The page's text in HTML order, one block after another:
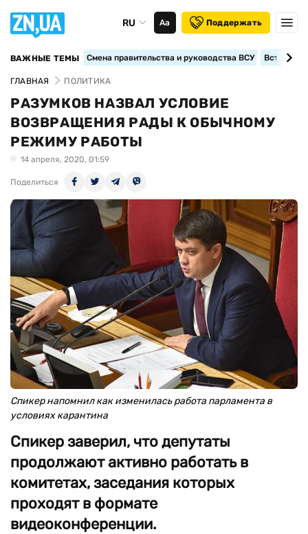
RU Аа Поддержать
ВАЖНЫЕ ТЕМЫ Смена правительства и руководства ВСУ
ГЛАВНАЯ ПОЛИТИКА
РАЗУМКОВ НАЗВАЛ УСЛОВИЕ
ВОЗВРАЩЕНИЯ РАДЫ К ОБЫЧНОМУ
РЕЖИМУ РАБОТЫ
14 апреля, 2020, 01:59
Поделиться
Спикер напомнил как изменилась работа парламента в
условиях карантина
Спикер заверил, что депутаты
продолжают активно работать в
комитетах, заседания которых
проходят в формате
видеоконференции.